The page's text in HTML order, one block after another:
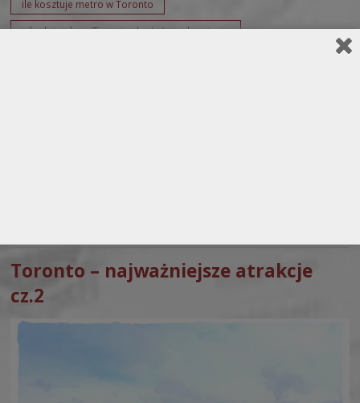
ile kosztuje metro w Toronto
jak z lotniska w Toronto dostać się do miasta
Toronto – najważniejsze atrakcje
cz.2